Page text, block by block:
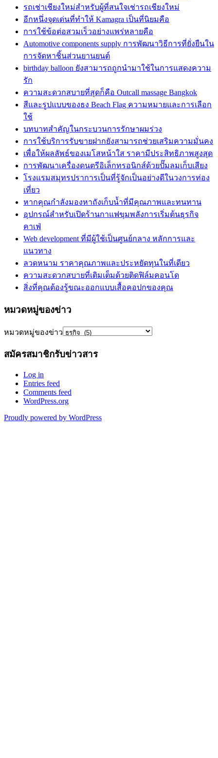
รถเช่าเชียงใหม่สำหรับผู้ที่สนใจเช่ารถเชียงใหม่
อีกหนึ่งจุดเด่นที่ทำให้ Kamagra เป็นที่นิยมคือ
การใช้ข้อต่อสวมเร็วอย่างแพร่หลายคือ
Automotive components supply การพัฒนาวิธีการที่ยั่งยืนใน
การจัดหาชิ้นส่วนยานยนต์
birthday balloon ยังสามารถถูกนำมาใช้ในการแสดงความ
รัก
ความสะดวกสบายที่สุดก็คือ Outcall massage Bangkok
สีและรูปแบบของธง Beach Flag ความหมายและการเลือก
ใช้
บทบาทสำคัญในกระบวนการรักษาผมร่วง
การใช้บริการรับขายฝากยังสามารถช่วยเสริมความมั่นคง
เพื่อให้ผลลัพธ์ของเมโสหน้าใส ราคามีประสิทธิภาพสูงสุด
การพัฒนาเครื่องดนตรีอิเล็กทรอนิกส์ด้วยปั๊มลมเก็บเสียง
โรงแรมสมุทรปราการเป็นที่รู้จักเป็นอย่างดีในวงการท่อง
เที่ยว
หากคุณกำลังมองหาถังเก็บน้ำที่มีคุณภาพและทนทาน
อุปกรณ์สำหรับเปิดร้านกาแฟขุมพลังการเริ่มต้นธุรกิจ
คาเฟ่
Web development ที่มีผู้ใช้เป็นศูนย์กลาง หลักการและ
แนวทาง
ลวดหนาม ราคาคุณภาพและประหยัดทุนในที่เดียว
ความสะดวกสบายที่เติมเต็มด้วยติดฟิล์มคอนโด
สิ่งที่คุณต้องรู้ขณะออกแบบเสื้อคอปกของคุณ
หมวดหมู่ของข่าว
หมวดหมู่ของข่าว
สมัครสมาชิกรับข่าวสาร
Log in
Entries feed
Comments feed
WordPress.org
Proudly powered by WordPress